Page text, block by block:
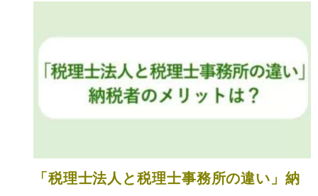
「税理士法人と税理士事務所の違い」納